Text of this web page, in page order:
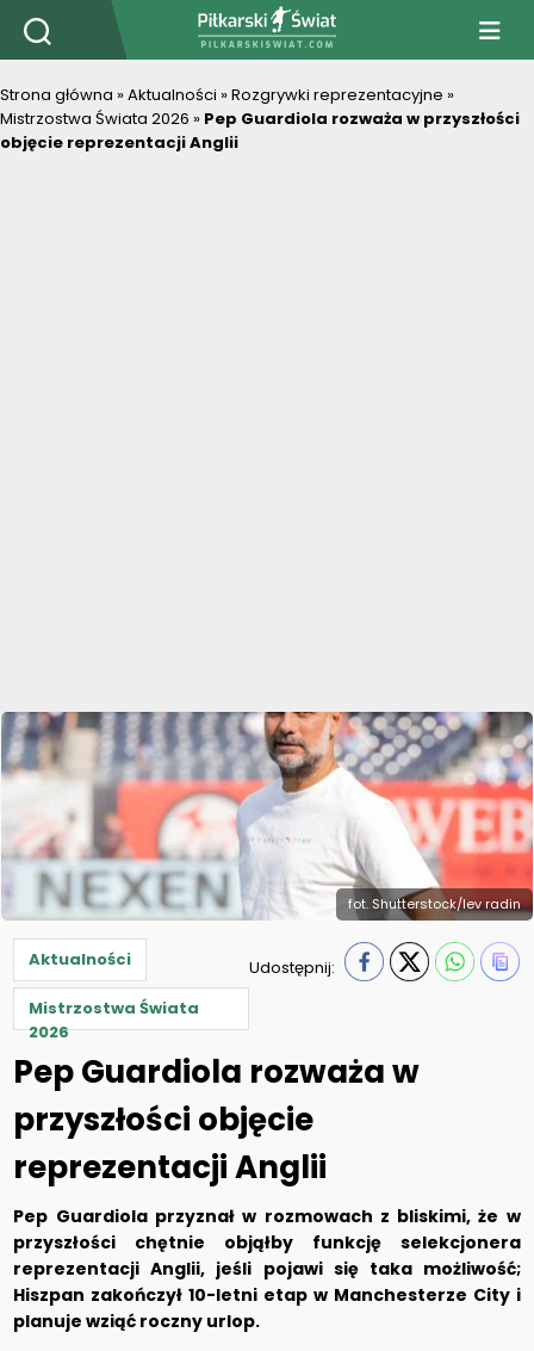
PiłkarskiSwiat.com
Strona główna »Aktualności »Rozgrywki reprezentacyjne »
Mistrzostwa Świata 2026 » Pep Guardiola rozważa w przyszłości
objęcie reprezentacji Anglii
fot. Shutterstock/lev radin
Aktualności
Mistrzostwa Świata
2026
Udostępnij:
Pep Guardiola rozważa w
przyszłości objęcie
reprezentacji Anglii
Pep Guardiola przyznał w rozmowach z bliskimi, że w
przyszłości chętnie objąłby funkcję selekcjonera
reprezentacji Anglii, jeśli pojawi się taka możliwość;
Hiszpan zakończył 10-letni etap w Manchesterze City i
planuje wziąć roczny urlop.